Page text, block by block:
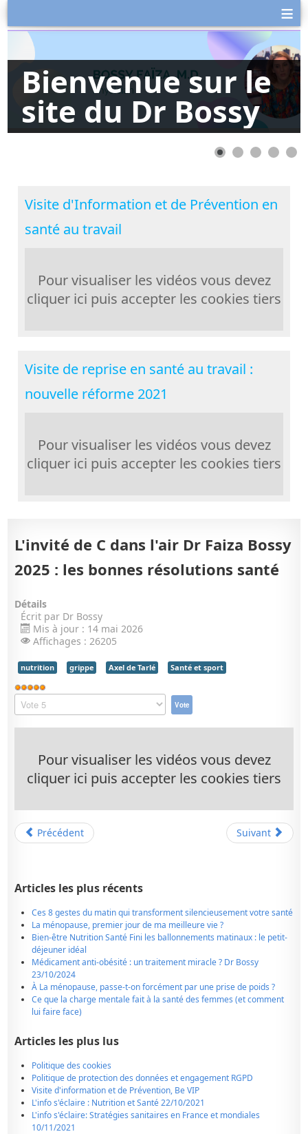
≡
Bienvenue sur le
site du Dr Bossy
Visite d'Information et de Prévention en
santé au travail
Pour visualiser les vidéos vous devez
cliquer ici puis accepter les cookies tiers
Visite de reprise en santé au travail :
nouvelle réforme 2021
Pour visualiser les vidéos vous devez
cliquer ici puis accepter les cookies tiers
L'invité de C dans l'air Dr Faiza Bossy
2025 : les bonnes résolutions santé
Détails
Écrit par Dr Bossy
Mis à jour : 14 mai 2026
Affichages : 26205
nutrition grippe Axel de Tarlé Santé et sport
Vote
utilisateur:
Veuillez
voter
Pour visualiser les vidéos vous devez
cliquer ici puis accepter les cookies tiers
Précédent Suivant
Articles les plus récents
Ces 8 gestes du matin qui transforment silencieusement votre santé
La ménopause, premier jour de ma meilleure vie ?
Bien-être Nutrition Santé Fini les ballonnements matinaux : le petit-
déjeuner idéal
Médicament anti-obésité : un traitement miracle ? Dr Bossy
23/10/2024
À La ménopause, passe-t-on forcément par une prise de poids ?
Ce que la charge mentale fait à la santé des femmes (et comment
lui faire face)
Articles les plus lus
Politique des cookies
Politique de protection des données et engagement RGPD
Visite d'information et de Prévention, Be VIP
L'info s'éclaire : Nutrition et Santé 22/10/2021
L'info s'éclaire: Stratégies sanitaires en France et mondiales
10/11/2021